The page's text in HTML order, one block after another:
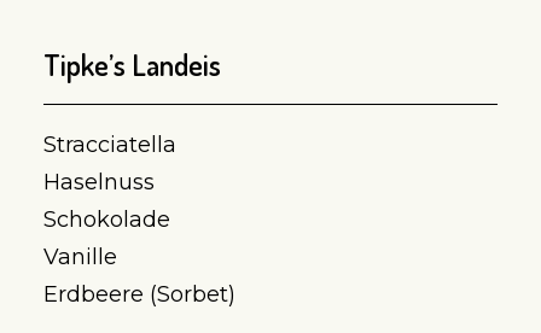
Tipke’s Landeis
Stracciatella
Haselnuss
Schokolade
Vanille
Erdbeere (Sorbet)